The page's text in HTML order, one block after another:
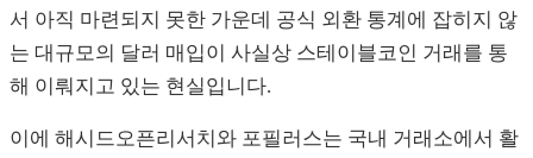
서 아직 마련되지 못한 가운데 공식 외환 통계에 잡히지 않
는 대규모의 달러 매입이 사실상 스테이블코인 거래를 통
해 이뤄지고 있는 현실입니다.
이에 해시드오픈리서치와 포필러스는 국내 거래소에서 활